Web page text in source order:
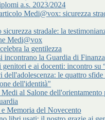
a.s. 2023/2024
Medi@vox: sicurezza
sicurezza stradale: la
Medi@vox
la gentilezza
incontrano la Guardia di Finanza
genitori e ai docenti: incontro su
dell'adolescenza: le quattro sfide
dell'identità"
al Salone dell'orientamento
Memoria del Novecento